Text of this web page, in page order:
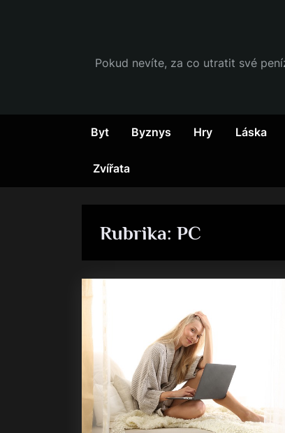
Pokud nevíte, za co utratit své
Byt Byznys Hry Láska
Zvířata
Rubrika: PC